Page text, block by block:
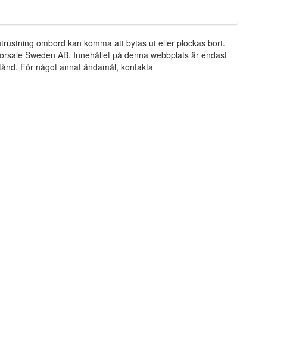
ombord kan komma att bytas ut eller plockas bort.
Sweden AB. Innehållet på denna webbplats är endast
För något annat ändamål, kontakta